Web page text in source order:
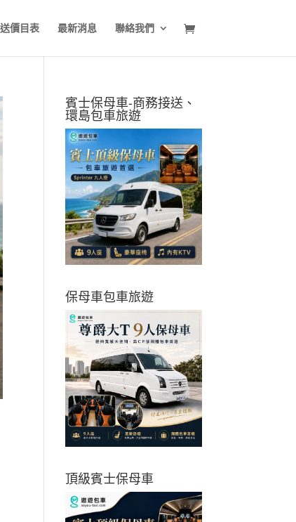
價目表 最新消息 聯絡我們
賓士保母車-商務接送、
環島包車旅遊
保母車包車旅遊
頂級賓士保母車